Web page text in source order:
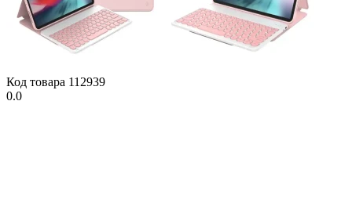
Код товара 112939
0.0